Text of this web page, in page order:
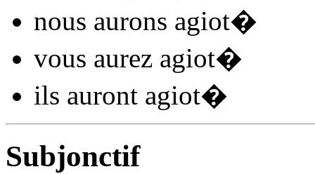
nous aurons agiot�
vous aurez agiot�
ils auront agiot�
Subjonctif